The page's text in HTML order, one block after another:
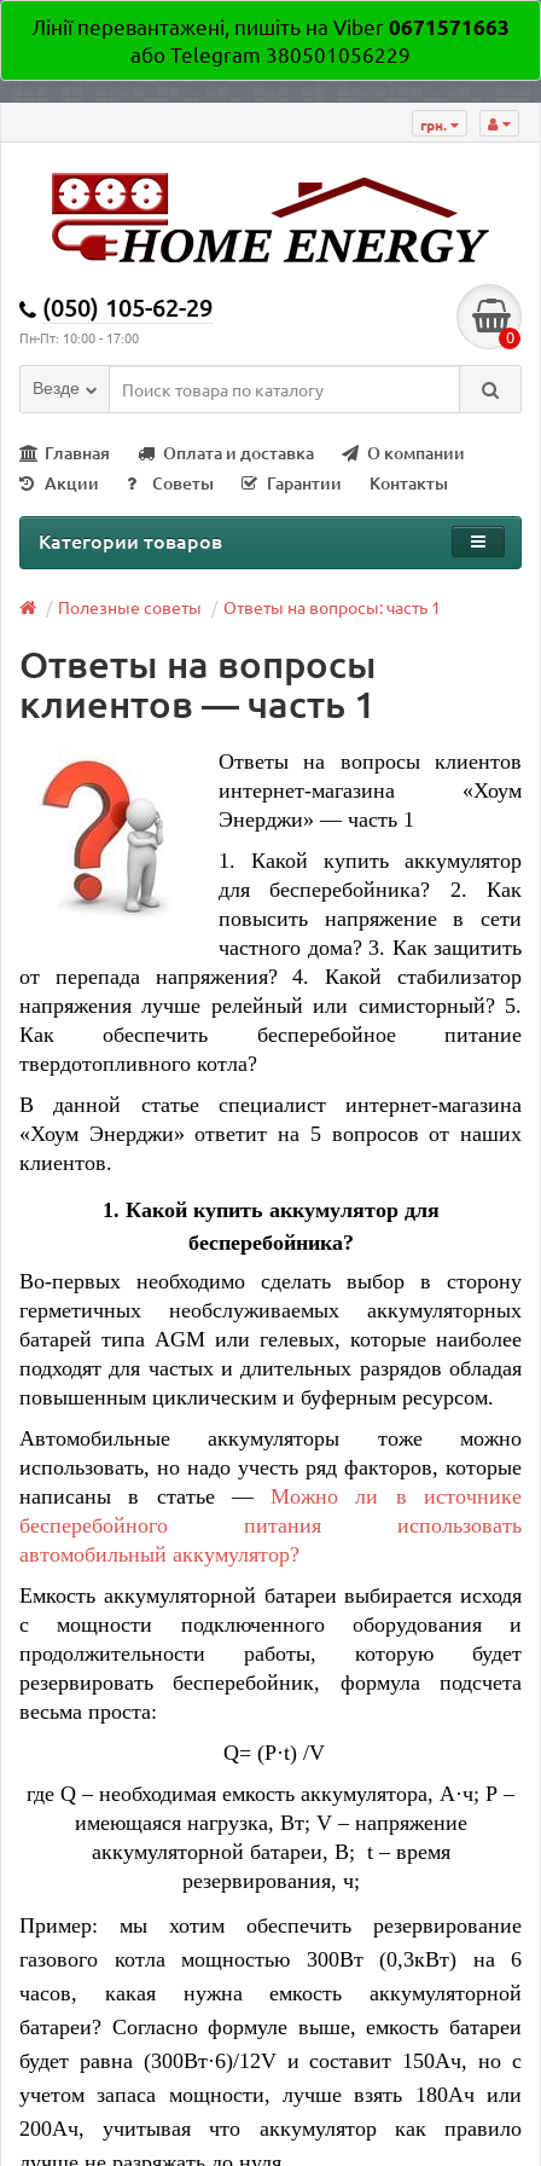
Лінії перевантажені, пишіть на Viber0671571663
або Telegram 380501056229
грн.
(050) 105-62-29
Пн-Пт: 10:00 - 17:00 0
Везде
Главная Оплата и доставка
О компании
Акции
Советы Гарантии Контакты
Категории товаров
Полезные советы Ответы на вопросы: часть 1
Ответы на вопросы
клиентов — часть 1
Ответы на вопросы клиентов
интернет-магазина «Хоум
Энерджи» — часть 1
1. Какой купить аккумулятор
для бесперебойника? 2. Как
повысить напряжение в сети
частного дома? 3. Как защитить
от перепада напряжения? 4. Какой стабилизатор
напряжения лучше релейный или симисторный? 5.
Как обеспечить бесперебойное питание
твердотопливного котла?
В данной статье специалист интернет-магазина
«Хоум Энерджи» ответит на 5 вопросов от наших
клиентов.
1. Какой купить аккумулятордля
бесперебойника?
Во-первых необходимо сделать выбор в сторону
герметичных необслуживаемых аккумуляторных
батарей типа AGM или гелевых, которые наиболее
подходят для частых и длительных разрядов обладая
повышенным циклическим и буферным ресурсом.
Автомобильные аккумуляторы тоже можно
использовать, но надо учесть ряд факторов, которые
написаны в статье —Можно ли в источнике
бесперебойного питания использовать
автомобильный аккумулятор?
Емкость аккумуляторной батареи выбирается исходя
с мощности подключенного оборудования и
продолжительности работы, которую будет
резервировать бесперебойник, формула подсчета
весьма проста:
Q= (P·t) /V
где Q – необходимая емкость аккумулятора, А·ч; P –
имеющаяся нагрузка, Вт; V – напряжение
аккумуляторной батареи, В; t – время
резервирования, ч;
Пример: мы хотим обеспечить резервирование
газового котла мощностью 300Вт (0,3кВт) на 6
часов, какая нужна емкость аккумуляторной
батареи? Согласно формуле выше, емкость батареи
будет равна (300Вт·6)/12V и составит 150Ач, но с
учетом запаса мощности, лучше взять 180Ач или
200Ач, учитывая что аккумулятор как правило